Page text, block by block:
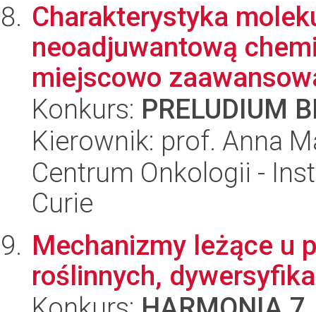
Charakterystyka
neoadjuwantową
miejscowo
Konkurs: PRELUDIUM
Kierownik: prof. Anna
Centrum Onkologii -
Curie
Mechanizmy leżące u
roślinnych,